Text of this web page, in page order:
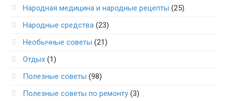
Народная медицина и народные рецепты (25)
Народные средства (23)
Необычные советы (21)
Отдых (1)
Полезные советы (98)
Полезные советы по ремонту (3)